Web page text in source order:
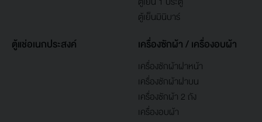
ตู้เย็นมินิบาร์
ตู้แช่อเนกประสงค์ เครื่องซักผ้า / เครื่องอบผ้า
เครื่องซักผ้าฝาหน้า
เครื่องซักผ้าฝาบน
เครื่องซักผ้า 2 ถัง
เครื่องอบผ้า